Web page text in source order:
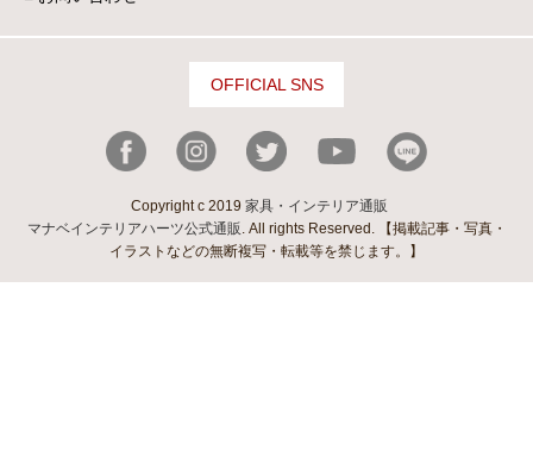
OFFICIAL SNS
Copyright c 2019 家具・インテリア通販
マナベインテリアハーツ公式通販 . All rights Reserved. 【掲載記事・写真・
イラストなどの無断複写・転載等を禁じます。】